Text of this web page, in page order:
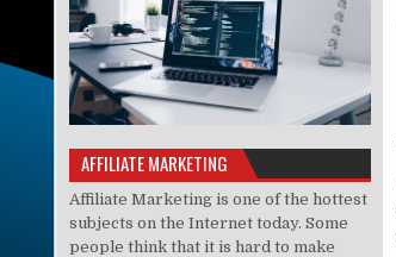
AFFILIATE MARKETING
Affiliate Marketing is one of the hottest
subjects on the Internet today. Some
people think that it is hard to make